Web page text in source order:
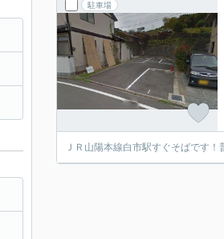
駐車場
ＪＲ山陽本線白市駅すぐそばです！